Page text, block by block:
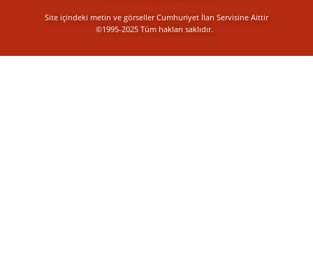
Site içindeki metin ve görseller Cumhuriyet İlan Servisine Aittir
©1995-2025 Tüm hakları saklıdır.